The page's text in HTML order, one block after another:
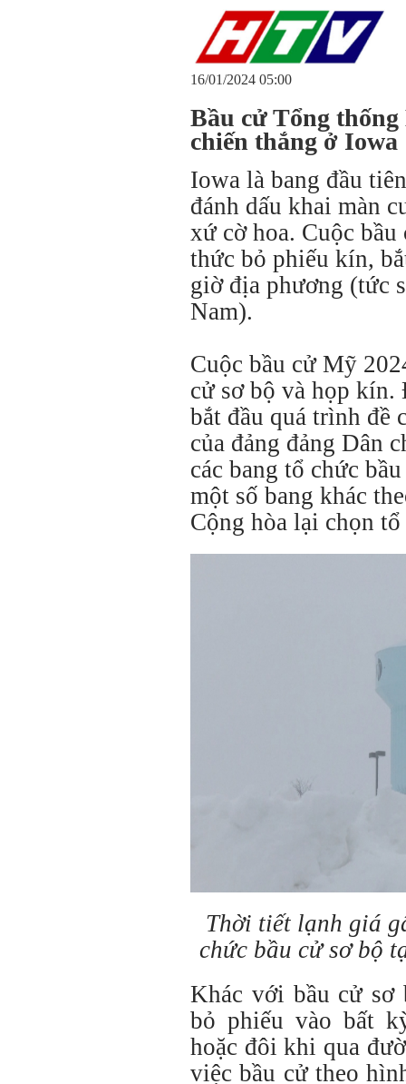
16/01/2024 05:00
Bầu cử Tổng
chiến thắng ở Iowa
Iowa là bang đầu
đánh dấu khai màn
xứ cờ hoa. Cuộc
thức bỏ phiếu kín,
giờ địa phương (tức
Nam).
Cuộc bầu cử Mỹ
cử sơ bộ và họp kín.
bắt đầu quá trình đề
của đảng đảng Dân
các bang tổ chức
một số bang khác
Cộng hòa lại chọn
Thời tiết lạnh giá
chức bầu cử sơ bộ
Khác với bầu cử sơ
bỏ phiếu vào bất
hoặc đôi khi qua
việc bầu cử theo